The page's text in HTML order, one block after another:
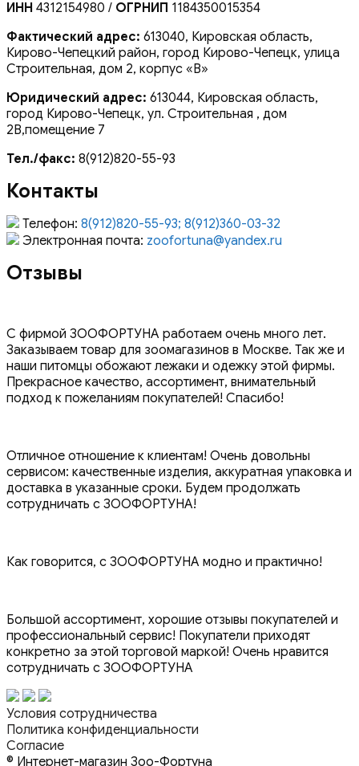
ИНН 4312154980 / ОГРНИП 1184350015354
Фактический адрес: 613040, Кировская область,
Кирово-Чепецкий район, город Кирово-Чепецк, улица
Строительная, дом 2, корпус «В»
Юридический адрес: 613044, Кировская область,
город Кирово-Чепецк, ул. Строительная , дом
2В,помещение 7
Тел./факс: 8(912)820-55-93
Контакты
Телефон: 8(912)820-55-93; 8(912)360-03-32
Электронная почта: zoofortuna@yandex.ru
Отзывы
С фирмой ЗООФОРТУНА работаем очень много лет.
Заказываем товар для зоомагазинов в Москве. Так же и
наши питомцы обожают лежаки и одежку этой фирмы.
Прекрасное качество, ассортимент, внимательный
подход к пожеланиям покупателей! Спасибо!
Отличное отношение к клиентам! Очень довольны
сервисом: качественные изделия, аккуратная упаковка и
доставка в указанные сроки. Будем продолжать
сотрудничать с ЗООФОРТУНА!
Как говорится, с ЗООФОРТУНА модно и практично!
Большой ассортимент, хорошие отзывы покупателей и
профессиональный сервис! Покупатели приходят
конкретно за этой торговой маркой! Очень нравится
сотрудничать с ЗООФОРТУНА
Условия сотрудничества
Политика конфиденциальности
Согласие
© Интернет-магазин Зоо-Фортуна